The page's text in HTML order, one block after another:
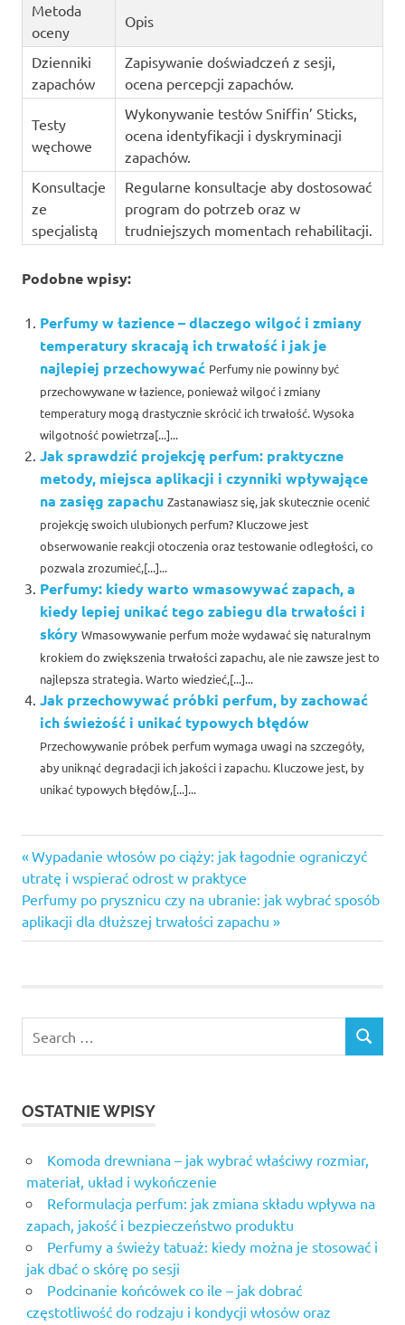
Metoda
oceny
Opis
Dzienniki
zapachów
Zapisywanie doświadczeń z sesji,
ocena percepcji zapachów.
Testy
węchowe
Wykonywanie testów Sniffin’ Sticks,
ocena identyfikacji i dyskryminacji
zapachów.
Konsultacje
ze
specjalistą
Regularne konsultacje aby dostosować
program do potrzeb oraz w
trudniejszych momentach rehabilitacji.
Podobne wpisy:
Perfumy w łazience – dlaczego wilgoć i zmiany
temperatury skracają ich trwałość i jak je
najlepiej przechowywać Perfumy nie powinny być
przechowywane w łazience, ponieważ wilgoć i zmiany
temperatury mogą drastycznie skrócić ich trwałość. Wysoka
wilgotność powietrza[...]...
Jak sprawdzić projekcję perfum: praktyczne
metody, miejsca aplikacji i czynniki wpływające
na zasięg zapachu Zastanawiasz się, jak skutecznie ocenić
projekcję swoich ulubionych perfum? Kluczowe jest
obserwowanie reakcji otoczenia oraz testowanie odległości, co
pozwala zrozumieć,[...]...
Perfumy: kiedy warto wmasowywać zapach, a
kiedy lepiej unikać tego zabiegu dla trwałości i
skóry Wmasowywanie perfum może wydawać się naturalnym
krokiem do zwiększenia trwałości zapachu, ale nie zawsze jest to
najlepsza strategia. Warto wiedzieć,[...]...
Jak przechowywać próbki perfum, by zachować
ich świeżość i unikać typowych błędów
Przechowywanie próbek perfum wymaga uwagi na szczegóły,
aby uniknąć degradacji ich jakości i zapachu. Kluczowe jest, by
unikać typowych błędów,[...]...
Nawigacja
wpisu
Previous
Post:
Wypadanie włosów po ciąży: jak łagodnie ograniczyć
utratę i wspierać odrost w praktyce
Next
Post:
Perfumy po prysznicu czy na ubranie: jak wybrać sposób
aplikacji dla dłuższej trwałości zapachu
OSTATNIE WPISY
Komoda drewniana – jak wybrać właściwy rozmiar,
materiał, układ i wykończenie
Reformulacja perfum: jak zmiana składu wpływa na
zapach, jakość i bezpieczeństwo produktu
Perfumy a świeży tatuaż: kiedy można je stosować i
jak dbać o skórę po sesji
Podcinanie końcówek co ile – jak dobrać
częstotliwość do rodzaju i kondycji włosów oraz